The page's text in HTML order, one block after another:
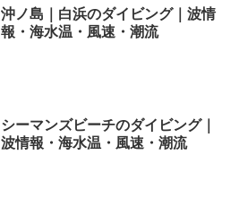
沖ノ島｜白浜のダイビング｜波情
報・海水温・風速・潮流
シーマンズビーチのダイビング｜
波情報・海水温・風速・潮流